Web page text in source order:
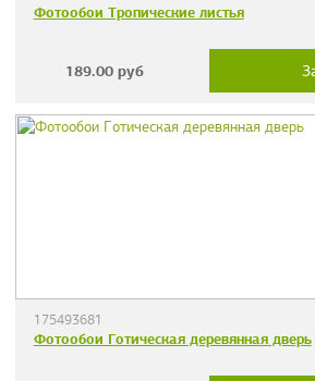
Фотообои Тропические листья
189.00 руб
175493681
Фотообои Готическая деревянная дверь